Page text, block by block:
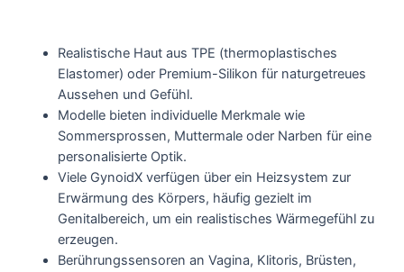
Realistische Haut aus TPE (thermoplastisches
Elastomer) oder Premium-Silikon für naturgetreues
Aussehen und Gefühl.
Modelle bieten individuelle Merkmale wie
Sommersprossen, Muttermale oder Narben für eine
personalisierte Optik.
Viele GynoidX verfügen über ein Heizsystem zur
Erwärmung des Körpers, häufig gezielt im
Genitalbereich, um ein realistisches Wärmegefühl zu
erzeugen.
Berührungssensoren an Vagina, Klitoris, Brüsten,